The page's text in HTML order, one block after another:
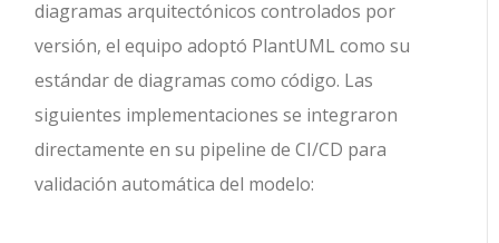
diagramas arquitectónicos controlados por
versión, el equipo adoptó PlantUML como su
estándar de diagramas como código. Las
siguientes implementaciones se integraron
directamente en su pipeline de CI/CD para
validación automática del modelo: